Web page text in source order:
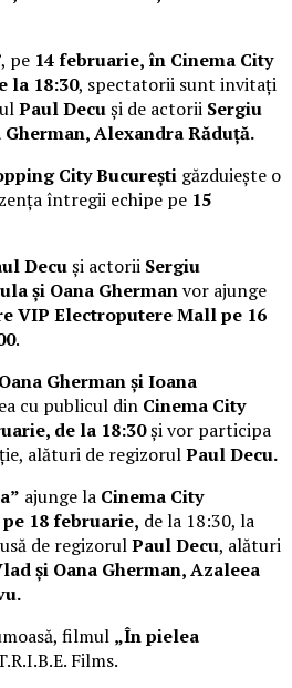
pe 14 februarie, în Cinema City
la 18:30, spectatorii sunt invitați
Paul Decuși de actorii Sergiu
Gherman, Alexandra Răduță.
City București găzduiește o
întregii echipe pe 15
Decuși actorii Sergiu
și Oana Ghermanvor ajunge
VIP Electroputere Mall pe 16
.
Gherman și Ioana
cu publicul din Cinema City
de la 18:30și vor participa
alături de regizorulPaul Decu.
ajunge la Cinema City
18 februarie, de la 18:30, la
de regizorulPaul Decu, alături
și Oana Gherman, Azaleea
filmul „În pielea
Films.